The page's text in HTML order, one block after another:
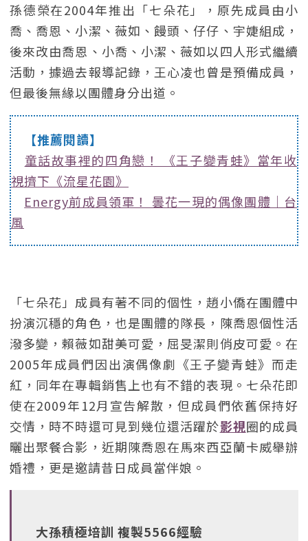
孫德榮在2004年推出「七朵花」，原先成員由小
喬、喬恩、小潔、薇如、饅頭、仔仔、宇婕組成，
後來改由喬恩、小喬、小潔、薇如以四人形式繼續
活動，據過去報導記錄，王心凌也曾是預備成員，
但最後無緣以團體身分出道。
【推薦閱讀】
童話故事裡的四角戀！ 《王子變青蛙》當年收
視擠下《流星花園》
Energy前成員領軍！ 曇花一現的偶像團體｜台
風
「七朵花」成員有著不同的個性，趙小僑在團體中
扮演沉穩的角色，也是團體的隊長，陳喬恩個性活
潑多變，賴薇如甜美可愛，屈旻潔則俏皮可愛。在
2005年成員們因出演偶像劇《王子變青蛙》而走
紅，同年在專輯銷售上也有不錯的表現。七朵花即
使在2009年12月宣告解散，但成員們依舊保持好
交情，時不時還可見到幾位還活躍於影視圈的成員
曬出聚餐合影，近期陳喬恩在馬來西亞蘭卡威舉辦
婚禮，更是邀請昔日成員當伴娘。
大孫積極培訓 複製5566經驗